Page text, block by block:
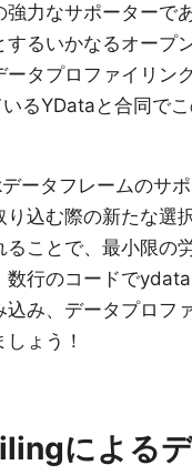
強力なサポーターで
るいかなるオープ
ータプロファイリ
るYDataと合同で
ータフレームのサ
り込む際の新たな
ることで、最小限の
数行のコードで
込み、データプロフ
ょう！
による